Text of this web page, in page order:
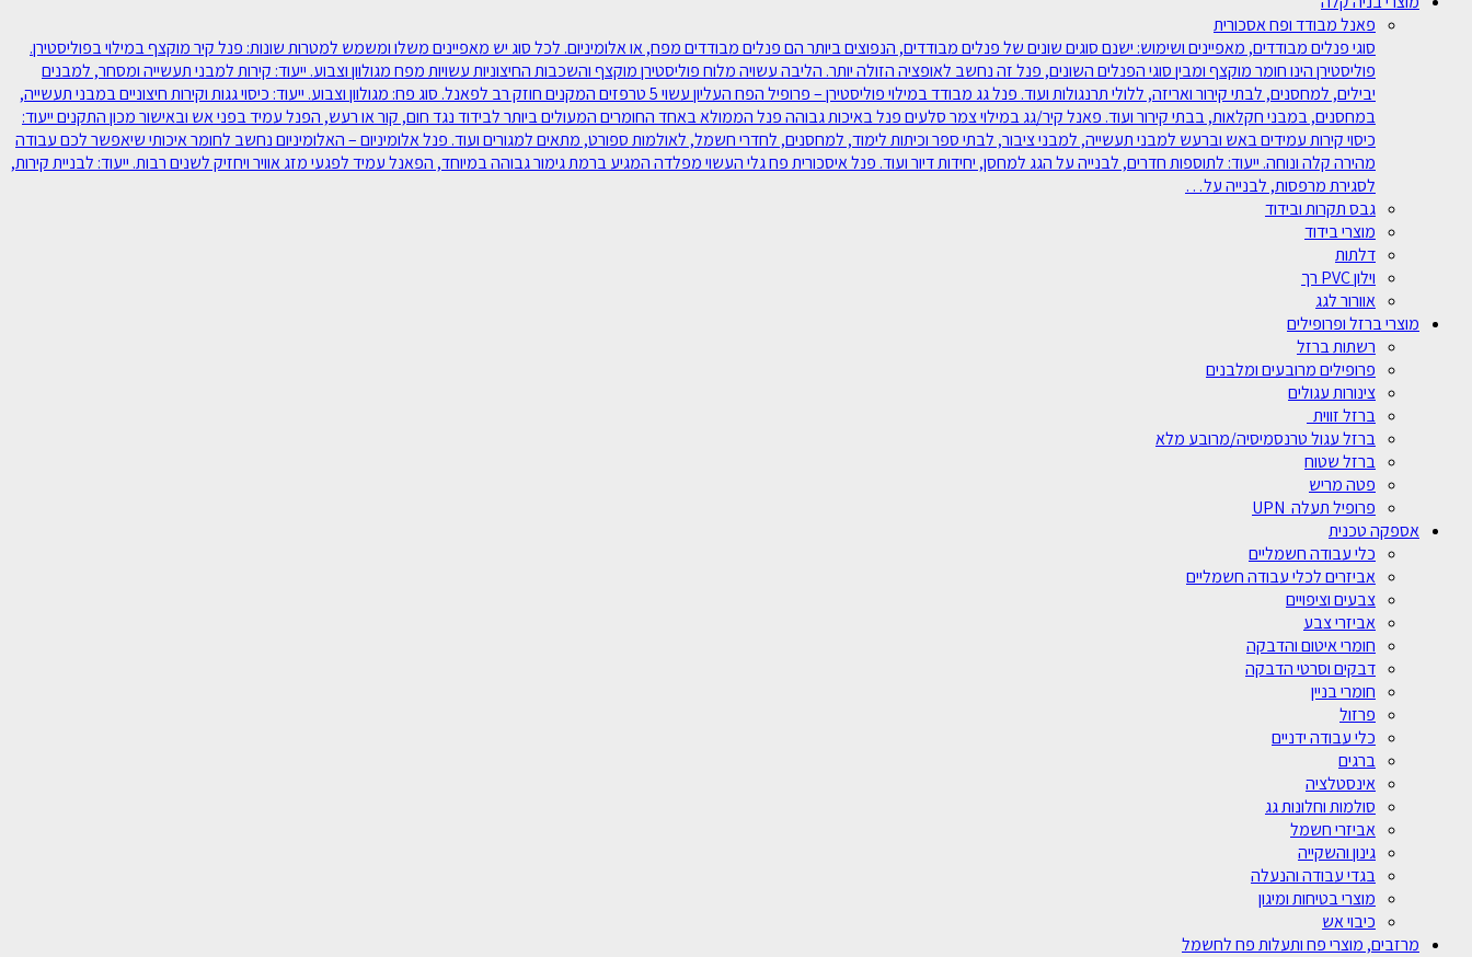
פאנל מבודד ופח אסכורית
סוגי פנלים מבודדים‫, מאפיינים ושימוש: ישנם סוגים שונים של פנלים מבודדים‫, הנפוצים ביותר הם פנלים מבודדים מפח, או אלומיניום. לכל סוג יש מאפיינים משלו ומשמש למטרות שונות: פנל קיר מוקצף במילוי בפוליסטירן.
פוליסטירן הינו חומר מוקצף ומבין סוגי הפנלים השונים, פנל זה נחשב לאופציה הזולה יותר. הליבה עשויה מלוח פוליסטירן מוקצף והשכבות החיצוניות עשויות מפח מגולוון וצבוע. ייעוד: קירות למבני תעשייה ומסחר, למבנים
יבילים, למחסנים, לבתי קירור ואריזה, ללולי תרנגולות ועוד. פנל גג מבודד במילוי פוליסטירן – פרופיל הפח העליון עשוי 5 טרפזים המקנים חוזק רב לפאנל. סוג פח: מגולוון וצבוע. ייעוד: כיסוי גגות וקירות חיצוניים במבני תעשייה,
במחסנים, במבני חקלאות, בבתי קירור ועוד. פאנל קיר/גג במילוי צמר סלעים פנל באיכות גבוהה פנל הממולא באחד החומרים המעולים ביותר לבידוד נגד חום, קור או רעש, הפנל עמיד בפני אש ובאישור מכון התקנים ייעוד:
כיסוי קירות עמידים באש וברעש למבני תעשייה, למבני ציבור, לבתי ספר וכיתות לימוד, למחסנים, לחדרי חשמל, לאולמות ספורט, מתאים למגורים ועוד. פנל אלומיניום – האלומיניום נחשב לחומר איכותי שיאפשר לכם עבודה
מהירה קלה ונוחה. ייעוד: לתוספות חדרים, לבנייה על הגג למחסן, יחידות דיור ועוד. פנל איסכורית פח גלי העשוי מפלדה המגיע ברמת גימור גבוהה במיוחד, הפאנל עמיד לפגעי מזג אוויר ויחזיק לשנים רבות. ייעוד: לבניית קירות,
לסגירת מרפסות, לבנייה על…
גבס תקרות ובידוד
מוצרי בידוד
דלתות
וילון PVC רך
אוורור לגג
מוצרי ברזל ופרופילים
רשתות ברזל
פרופילים מרובעים ומלבנים
צינורות עגולים
ברזל זווית
ברזל עגול טרנסמיסיה/מרובע מלא
ברזל שטוח
פטה מריש
פרופיל תעלה UPN
אספקה טכנית
כלי עבודה חשמליים
אביזרים לכלי עבודה חשמליים
צבעים וציפויים
אביזרי צבע
חומרי איטום והדבקה
דבקים וסרטי הדבקה
חומרי בניין
פרזול
כלי עבודה ידניים
ברגים
אינסטלציה
סולמות וחלונות גג
אביזרי חשמל
גינון והשקייה
בגדי עבודה והנעלה
מוצרי בטיחות ומיגון
כיבוי אש
מרזבים, מוצרי פח ותעלות פח לחשמל